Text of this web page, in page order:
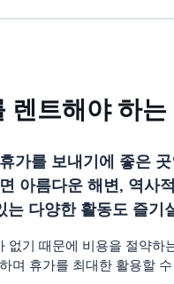
트해야 하
가를 보내기에 좋은
아름다운 해변, 역
다양한 활동도 즐기
기 때문에 비용을 절약
며 휴가를 최대한 활용할